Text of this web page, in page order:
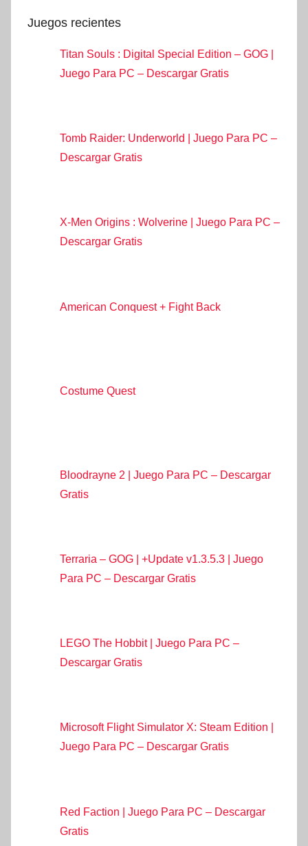
Juegos recientes
Titan Souls : Digital Special Edition – GOG |
Juego Para PC – Descargar Gratis
Tomb Raider: Underworld | Juego Para PC –
Descargar Gratis
X-Men Origins : Wolverine | Juego Para PC –
Descargar Gratis
American Conquest + Fight Back
Costume Quest
Bloodrayne 2 | Juego Para PC – Descargar
Gratis
Terraria – GOG | +Update v1.3.5.3 | Juego
Para PC – Descargar Gratis
LEGO The Hobbit | Juego Para PC –
Descargar Gratis
Microsoft Flight Simulator X: Steam Edition |
Juego Para PC – Descargar Gratis
Red Faction | Juego Para PC – Descargar
Gratis